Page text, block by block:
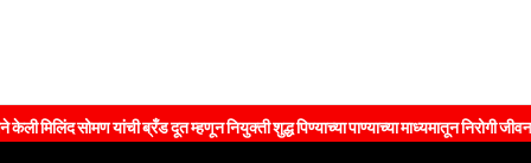
यांची ब्रँड दूत म्हणून नियुक्ती शुद्ध पिण्याच्या पाण्याच्या माध्यमातून निरोगी जीवनशैलीचा संदेश